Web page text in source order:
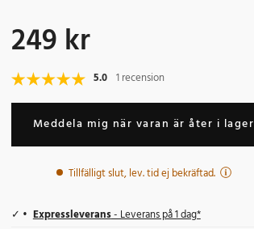
Pris :249 kr
249 kr
5.0 1 recension
Meddela mig när varan är åter i lager
Tillfälligt slut, lev. tid ej bekräftad.
Expressleverans- Leverans på 1 dag*